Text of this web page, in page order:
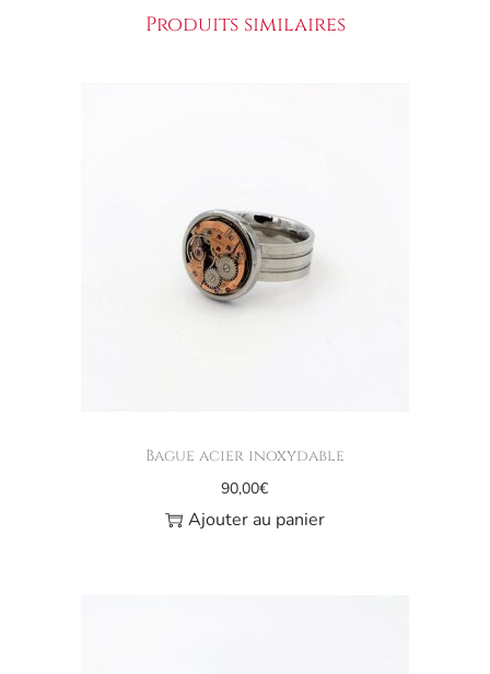
Produits similaires
Bague acier inoxydable
90,00€
Ajouter au panier